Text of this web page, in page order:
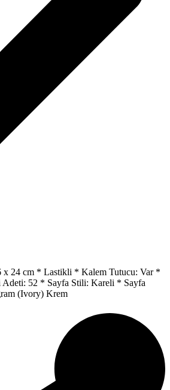
x 24 cm * Lastikli * Kalem Tutucu: Var *
52 * Sayfa Stili: Kareli * Sayfa
(Ivory) Krem